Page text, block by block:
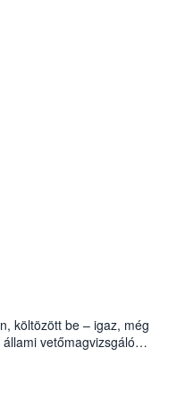
költözött be – igaz, még
vetőmagvizsgáló
Czigler Győző által